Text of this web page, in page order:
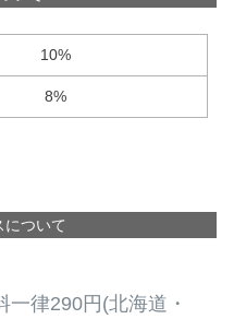
10%
8%
について
律290円(北海道・